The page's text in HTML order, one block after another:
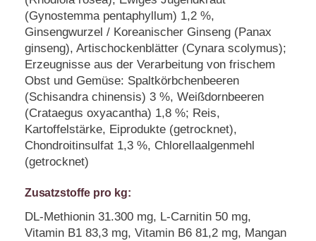
(Gynostemma pentaphyllum) 1,2 %,
Ginsengwurzel / Koreanischer Ginseng (Panax
ginseng), Artischockenblätter (Cynara scolymus);
Erzeugnisse aus der Verarbeitung von frischem
Obst und Gemüse: Spaltkörbchenbeeren
(Schisandra chinensis) 3 %, Weißdornbeeren
(Crataegus oxyacantha) 1,8 %; Reis,
Kartoffelstärke, Eiprodukte (getrocknet),
Chondroitinsulfat 1,3 %, Chlorellaalgenmehl
(getrocknet)
Zusatzstoffe pro kg:
DL-Methionin 31.300 mg, L-Carnitin 50 mg,
Vitamin B1 83,3 mg, Vitamin B6 81,2 mg, Mangan